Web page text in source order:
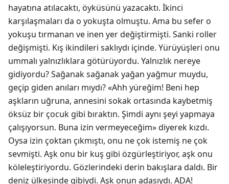
hayatına atılacaktı, öyküsünü yazacaktı. İkinci
karşılaşmaları da o yokuşta olmuştu. Ama bu sefer o
yokuşu tırmanan ve inen yer değiştirmişti. Sanki roller
değişmişti. Kış ikindileri saklıydı içinde. Yürüyüşleri onu
ummalı yalnızlıklara götürüyordu. Yalnızlık nereye
gidiyordu? Sağanak sağanak yağan yağmur muydu,
geçip giden anıları mıydı? «Ahh yüreğim! Beni hep
aşkların uğruna, annesini sokak ortasında kaybetmiş
öksüz bir çocuk gibi bıraktın. Şimdi aynı şeyi yapmaya
çalışıyorsun. Buna izin vermeyeceğim» diyerek kızdı.
Oysa izin çoktan çıkmıştı, onu ne çok istemiş ne çok
sevmişti. Aşk onu bir kuş gibi özgürleştiriyor, aşk onu
köleleştiriyordu. Gözlerindeki derin bakışlara daldı. Bir
deniz ülkesinde gibiydi. Aşk onun adasıydı. ADA!